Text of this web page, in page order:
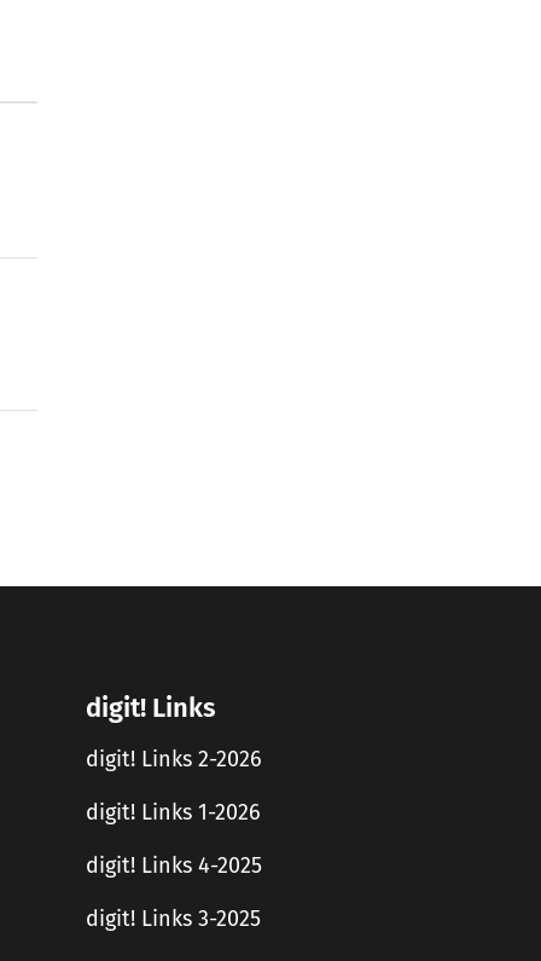
digit! Links
digit! Links 2-2026
digit! Links 1-2026
digit! Links 4-2025
digit! Links 3-2025